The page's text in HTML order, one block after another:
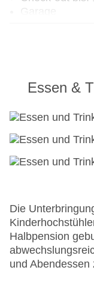
Garten: ohne
Lift
Anzahl der
Gesamtanzahl
Gesamtanzahl
Pool, Outdoor
Mastercard,
Essen &
Die
Halbpension
und Abendessen